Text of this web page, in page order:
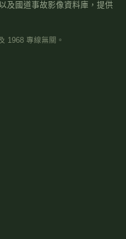
及國道事故影像資料庫，提供
1968 專線無關。